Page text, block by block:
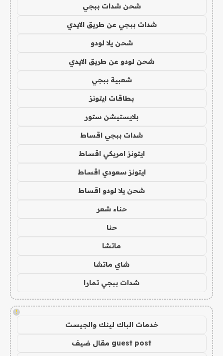
شحن شدات ببجي
شدات ببجي عن طريق الايدي
شحن يلا لودو
شحن لودو عن طريق الايدي
شعبية ببجي
بطاقات ايتونز
بلايستيشن ستور
شدات ببجي اقساط
ايتونز امريكي اقساط
ايتونز سعودي اقساط
شحن يلا لودو اقساط
حناء شعر
حنا
ماتشا
شاي ماتشا
شدات ببجي تمارا
!
خدمات الباك لينك والجيست
guest post مقال ضيف